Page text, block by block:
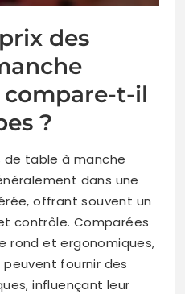
des
t-il
?
table à manche
dans une
offrant souvent un
contrôle. Comparées
rond et ergonomiques,
fournir des
influençant leur